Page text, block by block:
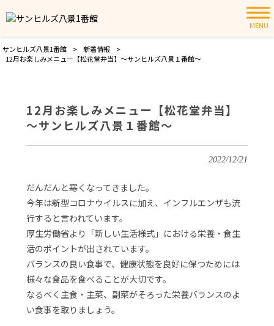
MENU
サンヒルズ八景1番館 > 新着情報
>
12月お楽しみメニュー【松花堂弁当】～サンヒルズ八景１番館～
12月お楽しみメニュー【松花堂弁当】
～サンヒルズ八景１番館～
2022/12/21
だんだんと寒くなってきました。
今年は新型コロナウイルスに加え、インフルエンザも流
行すると言われています。
厚生労働省より「新しい生活様式」における栄養・食生
活のポイントが出されています。
バランスの良い食事で、健康状態を良好に保つためには
様々な食品を食べることが大切です。
なるべく主食・主菜、副菜がそろった栄養バランスのよ
い食事を取りましょう。